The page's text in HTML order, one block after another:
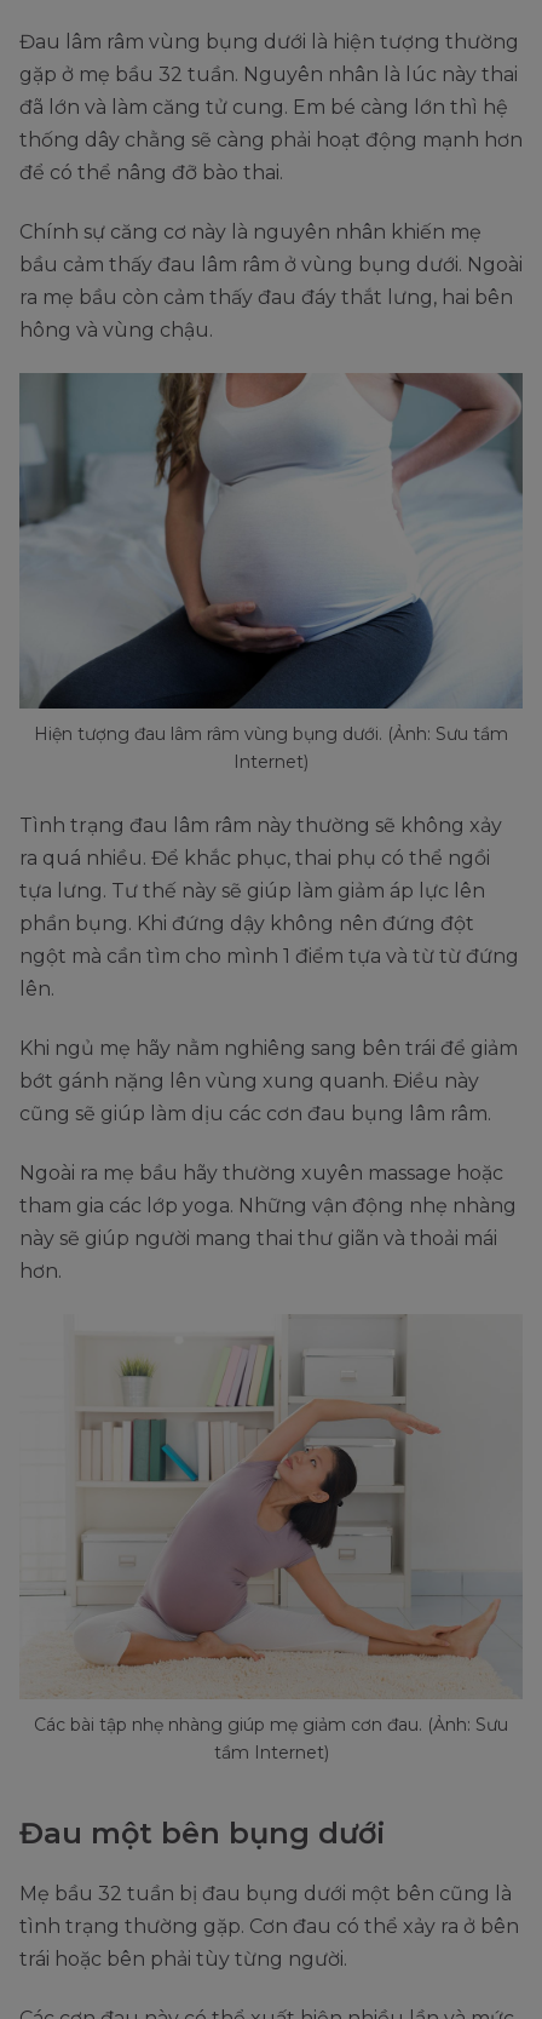
Đau lâm râm vùng bụng dưới là hiện tượng thường
gặp ở mẹ bầu 32 tuần. Nguyên nhân là lúc này thai
đã lớn và làm căng tử cung. Em bé càng lớn thì hệ
thống dây chằng sẽ càng phải hoạt động mạnh hơn
để có thể nâng đỡ bào thai.
Chính sự căng cơ này là nguyên nhân khiến mẹ
bầu cảm thấy đau lâm râm ở vùng bụng dưới. Ngoài
ra mẹ bầu còn cảm thấy đau đáy thắt lưng, hai bên
hông và vùng chậu.
Hiện tượng đau lâm râm vùng bụng dưới. (Ảnh: Sưu tầm
Internet)
Tình trạng đau lâm râm này thường sẽ không xảy
ra quá nhiều. Để khắc phục, thai phụ có thể ngồi
tựa lưng. Tư thế này sẽ giúp làm giảm áp lực lên
phần bụng. Khi đứng dậy không nên đứng đột
ngột mà cần tìm cho mình 1 điểm tựa và từ từ đứng
lên.
Khi ngủ mẹ hãy nằm nghiêng sang bên trái để giảm
bớt gánh nặng lên vùng xung quanh. Điều này
cũng sẽ giúp làm dịu các cơn đau bụng lâm râm.
Ngoài ra mẹ bầu hãy thường xuyên massage hoặc
tham gia các lớp yoga. Những vận động nhẹ nhàng
này sẽ giúp người mang thai thư giãn và thoải mái
hơn.
Các bài tập nhẹ nhàng giúp mẹ giảm cơn đau. (Ảnh: Sưu
tầm Internet)
Đau một bên bụng dưới
Mẹ bầu 32 tuần bị đau bụng dưới một bên cũng là
tình trạng thường gặp. Cơn đau có thể xảy ra ở bên
trái hoặc bên phải tùy từng người.